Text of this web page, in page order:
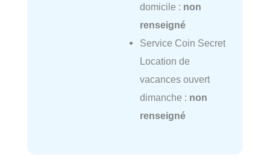
domicile : non
renseigné
Service Coin Secret
Location de
vacances ouvert
dimanche : non
renseigné